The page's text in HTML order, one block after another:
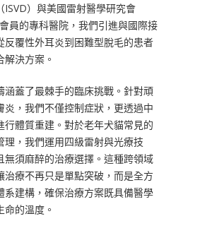
ISVD）與美國雷射醫學研究會
會員的專科醫院，我們引進與國際接
反覆性外耳炎到困難型脫毛的患者
決方案。
涵蓋了最棘手的臨床挑戰。針對頑
炎，我們不僅控制症狀，更透過中
行體質重建。對於老年犬貓常見的
理，我們運用四級雷射與光療技
無須麻醉的治療選擇。這種跨領域
治療不再只是單點突破，而是全方
系建構，確保治療方案既具備醫學
的溫度。